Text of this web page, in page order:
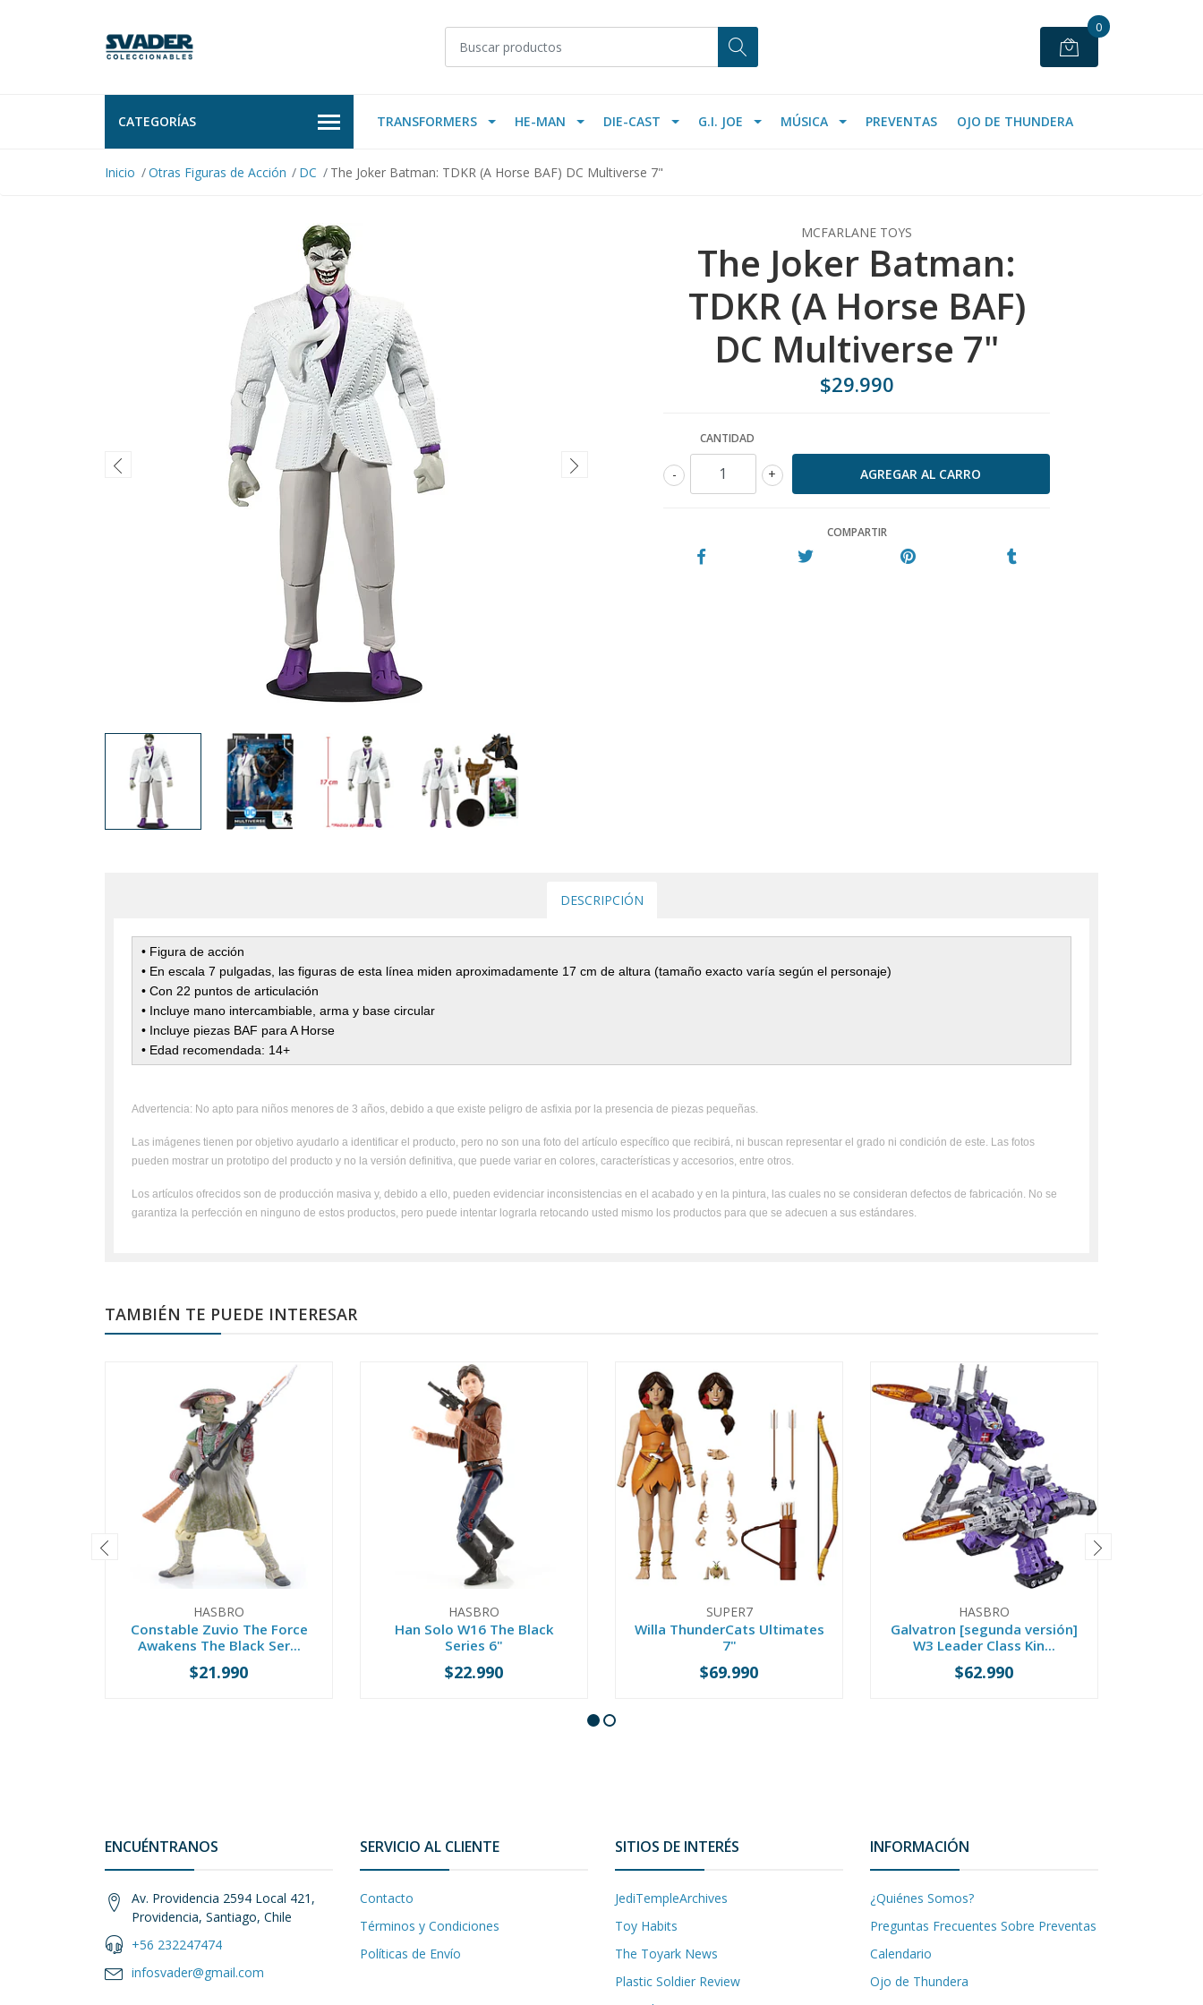
0
CATEGORÍAS TRANSFORMERS HE-MAN DIE-CAST G.I. JOE MÚSICA PREVENTAS OJO DE THUNDERA
Inicio Otras Figuras de Acción DC The Joker Batman: TDKR (A Horse BAF) DC Multiverse 7"
MCFARLANE TOYS
The Joker Batman:
TDKR (A Horse BAF)
DC Multiverse 7"
$29.990
CANTIDAD
+
-
COMPARTIR
DESCRIPCIÓN
• Figura de acción
• En escala 7 pulgadas, las figuras de esta línea miden aproximadamente 17 cm de altura (tamaño exacto varía según el personaje)
• Con 22 puntos de articulación
• Incluye mano intercambiable, arma y base circular
• Incluye piezas BAF para A Horse
• Edad recomendada: 14+
Advertencia: No apto para niños menores de 3 años, debido a que existe peligro de asfixia por la presencia de piezas pequeñas.
Las imágenes tienen por objetivo ayudarlo a identificar el producto, pero no son una foto del artículo específico que recibirá, ni buscan representar el grado ni condición de este. Las fotos
pueden mostrar un prototipo del producto y no la versión definitiva, que puede variar en colores, características y accesorios, entre otros.
Los artículos ofrecidos son de producción masiva y, debido a ello, pueden evidenciar inconsistencias en el acabado y en la pintura, las cuales no se consideran defectos de fabricación. No se
garantiza la perfección en ninguno de estos productos, pero puede intentar lograrla retocando usted mismo los productos para que se adecuen a sus estándares.
TAMBIÉN TE PUEDE INTERESAR
HASBRO
Constable Zuvio The Force
Awakens The Black Ser...
+
$21.990
HASBRO
Han Solo W16 The Black
Series 6"
+
$22.990
SUPER7
Willa ThunderCats Ultimates
7"
+
$69.990
HASBRO
Galvatron [segunda versión]
W3 Leader Class Kin...
+
$62.990
ENCUÉNTRANOS
Av. Providencia 2594 Local 421,
Providencia, Santiago, Chile
+56 232247474
infosvader@gmail.com
SERVICIO AL CLIENTE
Contacto
Términos y Condiciones
Políticas de Envío
SITIOS DE INTERÉS
JediTempleArchives
Toy Habits
The Toyark News
Plastic Soldier Review
INFORMACIÓN
¿Quiénes Somos?
Preguntas Frecuentes Sobre Preventas
Calendario
Ojo de Thundera